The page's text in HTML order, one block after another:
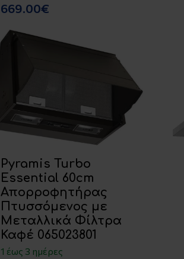
669.00€
Pyramis Turbo
Essential 60cm
Απορροφητήρας
Πτυσσόμενος με
Μεταλλικά Φίλτρα
Καφέ 065023801
1 έως 3 ημέρες